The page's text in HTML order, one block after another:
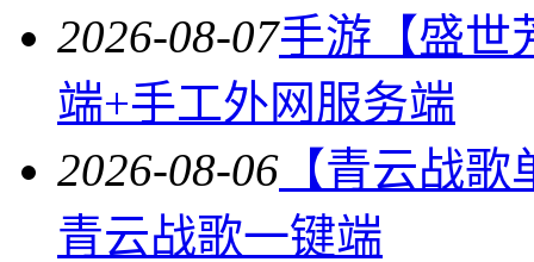
2026-08-07手游【盛世
端+手工外网服务端
2026-08-06 【青云战
青云战歌一键端